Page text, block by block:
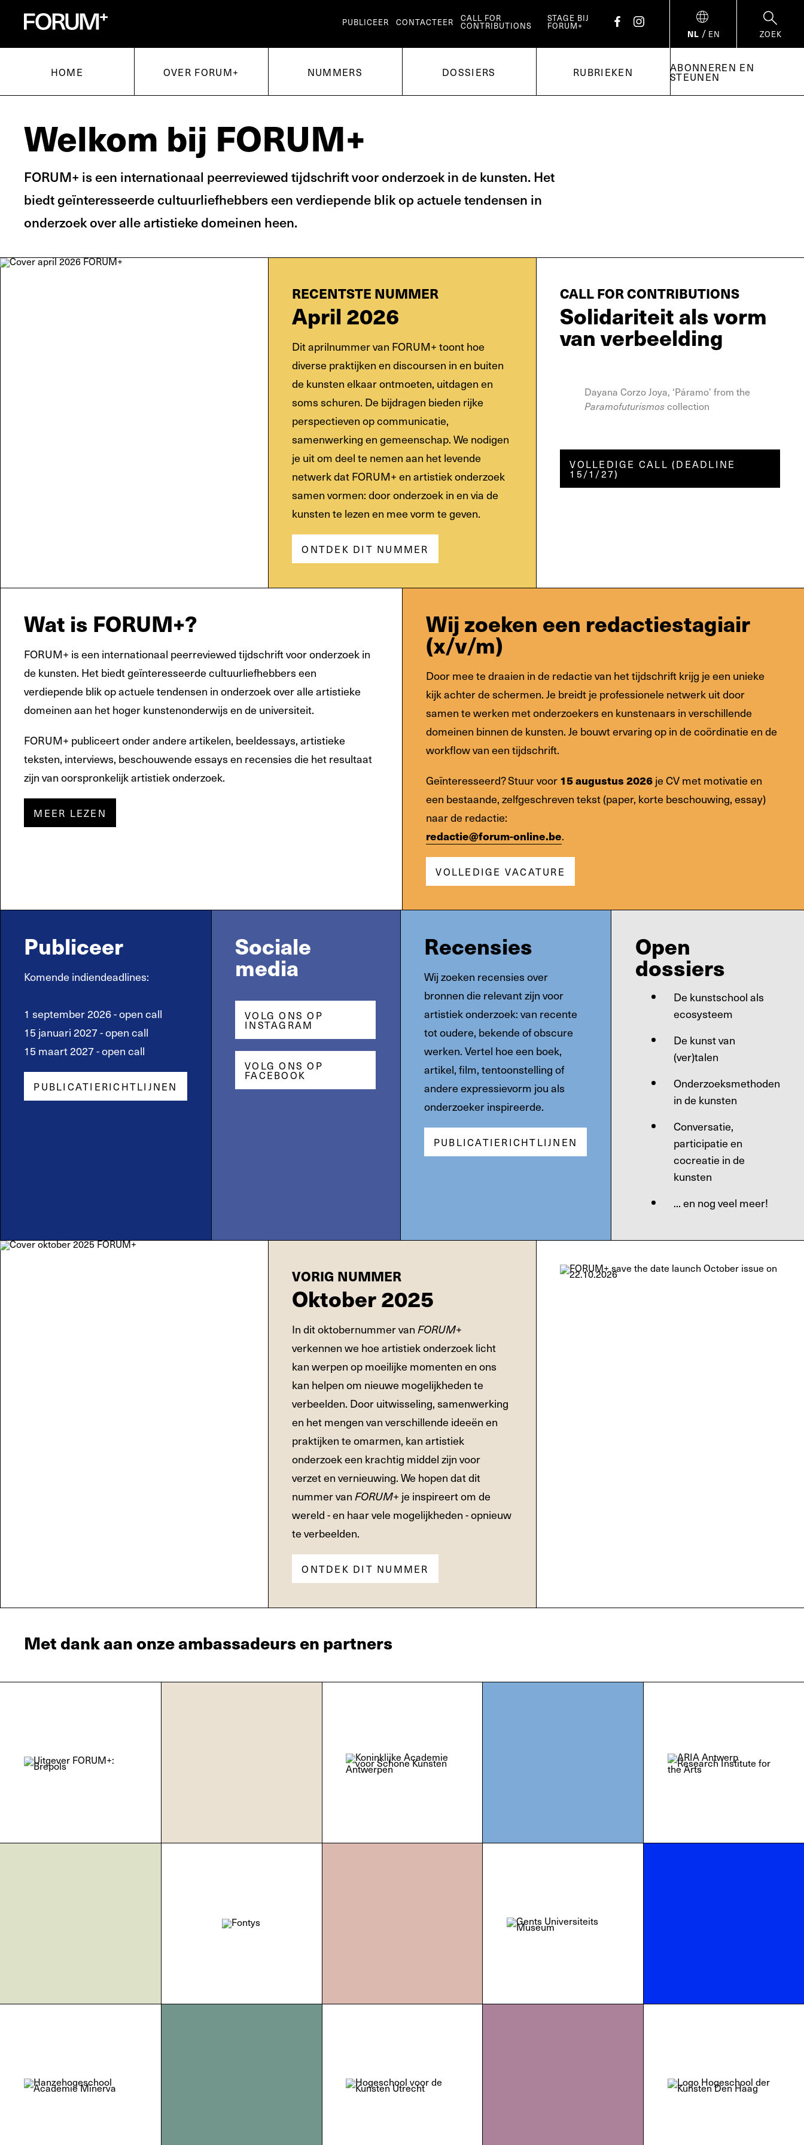
PUBLICEER CONTACTEER CALL FOR
CONTRIBUTIONS
STAGE BIJ
FORUM+
NL / EN ZOEK
HOME OVER FORUM+ NUMMERS DOSSIERS RUBRIEKEN ABONNEREN EN
STEUNEN
Welkom bij FORUM+
FORUM+ is een internationaal peerreviewed tijdschrift voor onderzoek in de kunsten. Het
biedt geïnteresseerde cultuurliefhebbers een verdiepende blik op actuele tendensen in
onderzoek over alle artistieke domeinen heen.
RECENTSTE NUMMER
April 2026
Dit aprilnummer van FORUM+ toont hoe
diverse praktijken en discoursen in en buiten
de kunsten elkaar ontmoeten, uitdagen en
soms schuren. De bijdragen bieden rijke
perspectieven op communicatie,
samenwerking en gemeenschap. We nodigen
je uit om deel te nemen aan het levende
netwerk dat FORUM+ en artistiek onderzoek
samen vormen: door onderzoek in en via de
kunsten te lezen en mee vorm te geven.
ONTDEK DIT NUMMER
CALL FOR CONTRIBUTIONS
Solidariteit als vorm
van verbeelding
Dayana Corzo Joya, ‘Páramo’ from the
Paramofuturismoscollection
VOLLEDIGE CALL (DEADLINE
15/1/27)
Wat is FORUM+?
FORUM+ is een internationaal peerreviewed tijdschrift voor onderzoek in
de kunsten. Het biedt geïnteresseerde cultuurliefhebbers een
verdiepende blik op actuele tendensen in onderzoek over alle artistieke
domeinen aan het hoger kunstenonderwijs en de universiteit.
FORUM+ publiceert onder andere artikelen, beeldessays, artistieke
teksten, interviews, beschouwende essays en recensies die het resultaat
zijn van oorspronkelijk artistiek onderzoek.
MEER LEZEN
Wij zoeken een redactiestagiair
(x/v/m)
Door mee te draaien in de redactie van het tijdschrift krijg je een unieke
kijk achter de schermen. Je breidt je professionele netwerk uit door
samen te werken met onderzoekers en kunstenaars in verschillende
domeinen binnen de kunsten. Je bouwt ervaring op in de coördinatie en de
workflow van een tijdschrift.
Geïnteresseerd? Stuur voor15 augustus 2026je CV met motivatie en
een bestaande, zelfgeschreven tekst (paper, korte beschouwing, essay)
naar de redactie:
redactie@forum-online.be.
VOLLEDIGE VACATURE
Publiceer
Komende indiendeadlines:
1 september 2026 - open call
15 januari 2027 - open call
15 maart 2027 - open call
PUBLICATIERICHTLIJNEN
Sociale
media
VOLG ONS OP
INSTAGRAM
VOLG ONS OP
FACEBOOK
Recensies
Wij zoeken recensies over
bronnen die relevant zijn voor
artistiek onderzoek: van recente
tot oudere, bekende of obscure
werken. Vertel hoe een boek,
artikel, film, tentoonstelling of
andere expressievorm jou als
onderzoeker inspireerde.
PUBLICATIERICHTLIJNEN
Open
dossiers
De kunstschool als
ecosysteem
De kunst van
(ver)talen
Onderzoeksmethoden
in de kunsten
Conversatie,
participatie en
cocreatie in de
kunsten
... en nog veel meer!
VORIG NUMMER
Oktober 2025
In dit oktobernummer vanFORUM+
verkennen we hoe artistiek onderzoek licht
kan werpen op moeilijke momenten en ons
kan helpen om nieuwe mogelijkheden te
verbeelden. Door uitwisseling, samenwerking
en het mengen van verschillende ideeën en
praktijken te omarmen, kan artistiek
onderzoek een krachtig middel zijn voor
verzet en vernieuwing. We hopen dat dit
nummer vanFORUM+ je inspireert om de
wereld - en haar vele mogelijkheden - opnieuw
te verbeelden.
ONTDEK DIT NUMMER
Met dank aan onze ambassadeurs en partners